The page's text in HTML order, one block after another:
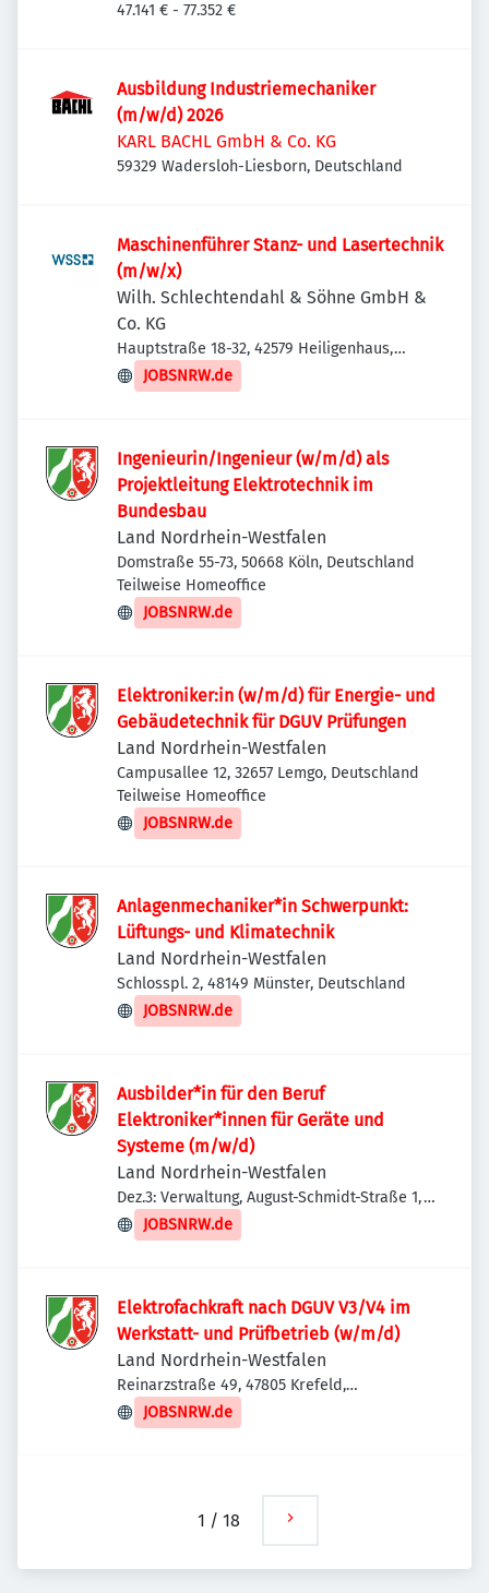
Projektteammitglied
Deutschland
47.141 € - 77.352 €
Ausbildung Industriemechaniker
(m/w/d) 2026
KARL BACHL GmbH & Co. KG
59329 Wadersloh-Liesborn, Deutschland
Maschinenführer Stanz- und Lasertechnik
(m/w/x)
Wilh. Schlechtendahl & Söhne GmbH &
Co. KG
Hauptstraße 18-32, 42579 Heiligenhaus,
Deutschland
JOBSNRW.de
Ingenieurin/Ingenieur (w/m/d) als
Projektleitung Elektrotechnik im
Bundesbau
Land Nordrhein-Westfalen
Domstraße 55-73, 50668 Köln, Deutschland
Teilweise Homeoffice
JOBSNRW.de
Elektroniker:in (w/m/d) für Energie- und
Gebäudetechnik für DGUV Prüfungen
Land Nordrhein-Westfalen
Campusallee 12, 32657 Lemgo, Deutschland
Teilweise Homeoffice
JOBSNRW.de
Anlagenmechaniker*in Schwerpunkt:
Lüftungs- und Klimatechnik
Land Nordrhein-Westfalen
Schlosspl. 2, 48149 Münster, Deutschland
JOBSNRW.de
Ausbilder*in für den Beruf
Elektroniker*innen für Geräte und
Systeme (m/w/d)
Land Nordrhein-Westfalen
Dez.3: Verwaltung, August-Schmidt-Straße 1,
44227 Dortmund, Deutschland
JOBSNRW.de
Elektrofachkraft nach DGUV V3/V4 im
Werkstatt- und Prüfbetrieb (w/m/d)
Land Nordrhein-Westfalen
Reinarzstraße 49, 47805 Krefeld,
Deutschland
JOBSNRW.de
1 / 18